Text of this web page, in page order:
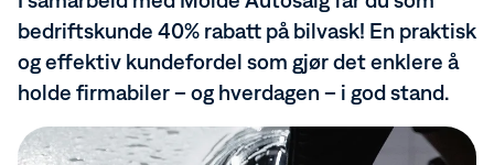
Istad-appen
Istadfondet
Aktuelt
Varmepumper
Brann- og boligalarm tilknyttet brannvesenet
Istad Sanntidsmåler
Bestill strøm
Fordeler bedrift
Produkter og tjenester
Endring abonnement fellesmåling
Energinettverk Istad
Markedsrapport
Borettslag
Bestill strøm
Varmepumper
Brann- og innbruddsalarm
Ladeanlegg for borettslag
Kraftproduksjon
Kraftproduksjon
Fjernvarme
Kundeservice
bedriftskunde 40% rabatt på bilvask! En praktisk
og effektiv kundefordel som gjør det enklere å
holde firmabiler – og hverdagen – i god stand.